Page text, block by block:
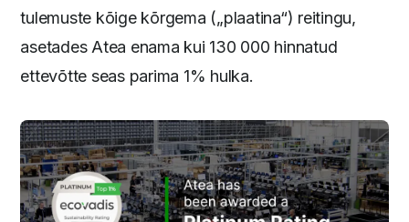
tulemuste kõige kõrgema („plaatina“) reitingu,
asetades Atea enama kui 130 000 hinnatud
ettevõtte seas parima 1% hulka.